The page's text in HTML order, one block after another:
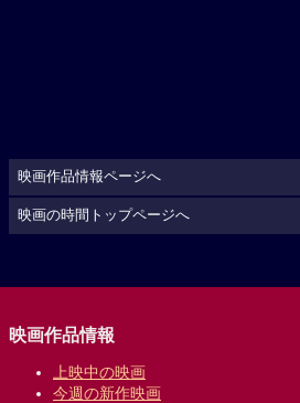
映画作品情報ページへ
映画の時間トップページへ
映画作品情報
上映中の映画
今週の新作映画